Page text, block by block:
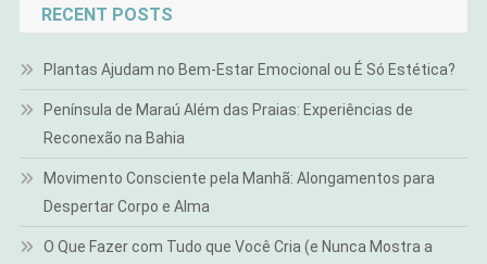
RECENT POSTS
Plantas Ajudam no Bem-Estar Emocional ou É Só Estética?
Península de Maraú Além das Praias: Experiências de
Reconexão na Bahia
Movimento Consciente pela Manhã: Alongamentos para
Despertar Corpo e Alma
O Que Fazer com Tudo que Você Cria (e Nunca Mostra a